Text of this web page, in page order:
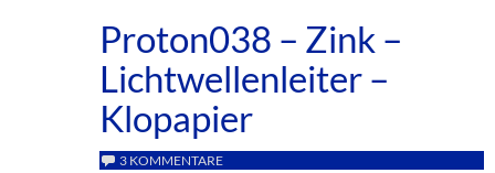
Proton038 – Zink –
Lichtwellenleiter –
Klopapier
3 KOMMENTARE